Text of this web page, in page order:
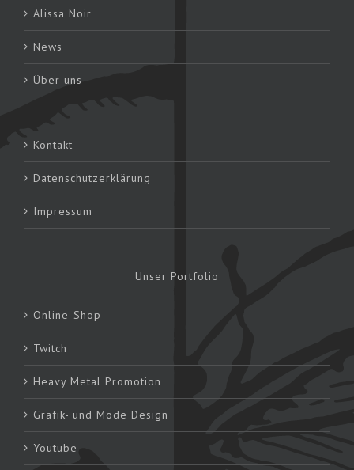
Alissa Noir
News
Über uns
Kontakt
Datenschutzerklärung
Impressum
Unser Portfolio
Online-Shop
Twitch
Heavy Metal Promotion
Grafik- und Mode Design
Youtube